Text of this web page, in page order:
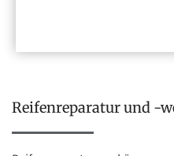
Reifenreparatur und -